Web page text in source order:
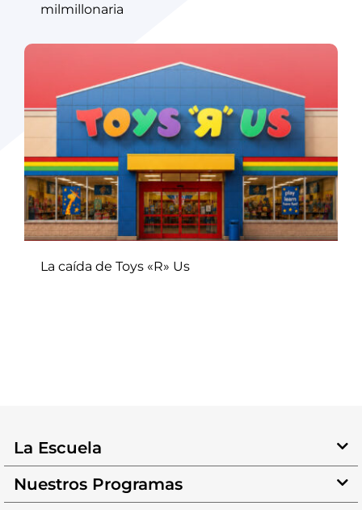
milmillonaria
La caída de Toys «R» Us
La Escuela
Nuestros Programas